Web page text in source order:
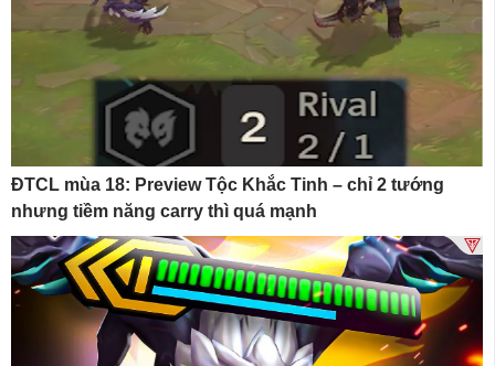
ĐTCL mùa 18: Preview Tộc Khắc Tinh – chỉ 2 tướng
nhưng tiềm năng carry thì quá mạnh